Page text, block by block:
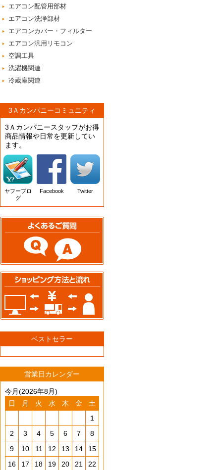
エアコン配管用部材
エアコン洗浄部材
エアコンカバー・フィルター
エアコン汎用リモコン
空調工具
洗濯機関連
冷蔵庫関連
3Ａカンパニーコミュニティ
3Ａカンパニースタッフがお得
商品情報や日常を更新してい
ます。
ヤフーブロ
グ
Facebook Twitter
ベストセラー
営業日カレンダー
今月(2026年8月)
日
月 火 水 木 金
土
1
2
3 4 5 6 7
8
9
10 11 12 13 14
15
16
17 18 19 20 21
22